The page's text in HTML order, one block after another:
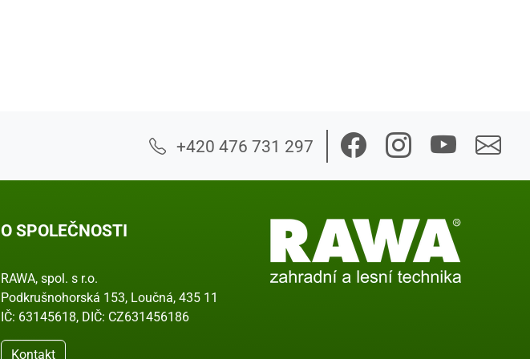
+420 476 731 297
O SPOLEČNOSTI
RAWA, spol. s r.o.
Podkrušnohorská 153, Loučná, 435 11
IČ: 63145618, DIČ: CZ631456186
Kontakt